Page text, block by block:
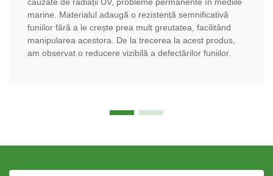
cauzate de radiații UV, probleme permanente în mediile
marine. Materialul adaugă o rezistență semnificativă
funiilor fără a le crește prea mult greutatea, facilitând
manipularea acestora. De la trecerea la acest produs,
am observat o reducere vizibilă a defectărilor funiilor.